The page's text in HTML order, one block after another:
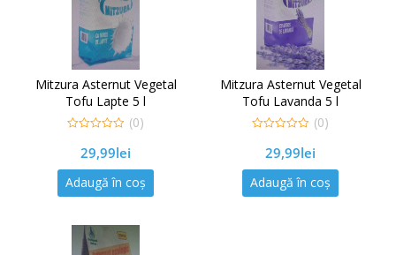
Mitzura Asternut Vegetal
Tofu Lapte 5 l
5
(0)
29,99lei
Adaugă în coș
Mitzura Asternut Vegetal
Tofu Lavanda 5 l
5
(0)
29,99lei
Adaugă în coș